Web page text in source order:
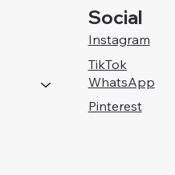
Social
Instagram
TikTok
WhatsApp
Pinterest